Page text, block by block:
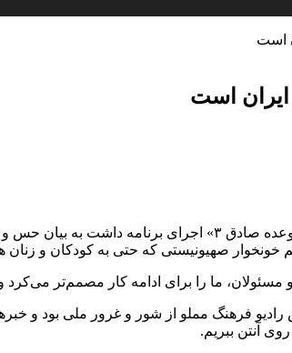
به گزارش خبرنگار مهر، حامد عباسی یکی از گویندگان رادیو فرهنگ که
مسئولان، ما را برای ادامه کار مصمم‌تر
و هوای اجرا بیان کرد: در آغاز عملیات «وعده صادق ۳» استودیو پخش
آنتن ببریم.